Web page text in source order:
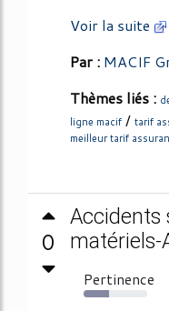
Voir la suite
Par : MACIF
Thèmes liés :
ligne macif / tarif
meilleur tarif
0
Accidents
matériels-
Pertinence
40%